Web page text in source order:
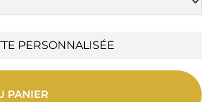
PERSONNALISÉE
PANIER